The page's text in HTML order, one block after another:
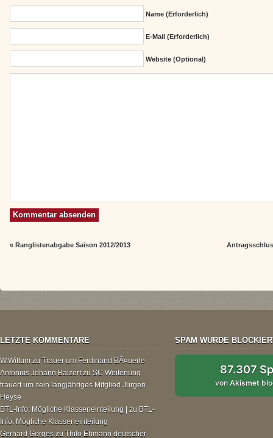
Name (erforderlich)
E-Mail (erforderlich)
Website (Optional)
«Ranglistenabgabe Saison 2012/2013
LETZTE KOMMENTARE
W.Wittum zu Trauer um Ferdinand BÃ¤uerle
Antonius Johann Balzertzu SC Weitenung
trauert um sein langjähriges Mitglied Jürgen
Heyse
BTL-Info: Mögliche Klasseneinteilung | zu BTL-
Info: Mögliche Klasseneinteilung
Gerhard Gorges zu Thilo Ehmann deutscher
SPAM WURDE
87.307
vonAkismet